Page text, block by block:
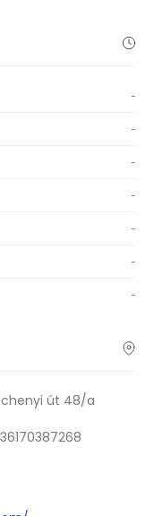
-
-
-
-
-
-
-
út 48/a